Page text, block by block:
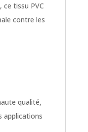
ce tissu PVC
contre les
qualité,
applications